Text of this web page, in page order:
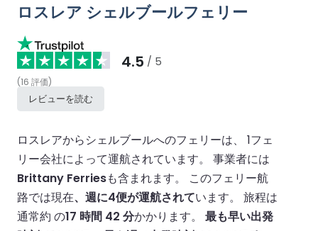
ロスレア シェルブールフェリー
4.5 / 5
(16 評価)
レビューを読む
ロスレアからシェルブールへのフェリーは、 1フェ
リー会社によって運航されています。 事業者には
Brittany Ferriesも含まれます。 このフェリー航
路では現在、週に4便が運航されています。 旅程は
通常約 の17 時間 42 分かかります。 最も早い出発